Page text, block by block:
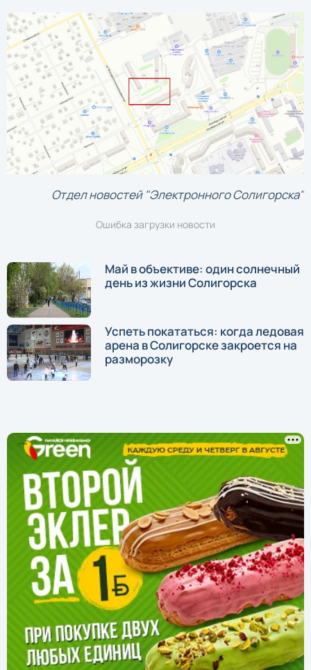
Отдел новостей "Электронного Солигорска"
Ошибка загрузки новости
Май в объективе: один солнечный
день из жизни Солигорска
Успеть покататься: когда ледовая
арена в Солигорске закроется на
разморозку